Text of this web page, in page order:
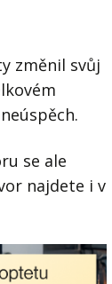
změnil svůj
se ale
najdete i v